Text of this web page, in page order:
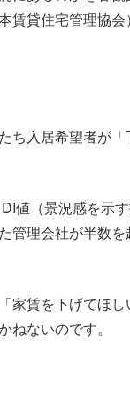
賃貸住宅管理協
入居希望者が「
値（景況感を示
管理会社が半数
家賃を下げてほ
ねないのです。